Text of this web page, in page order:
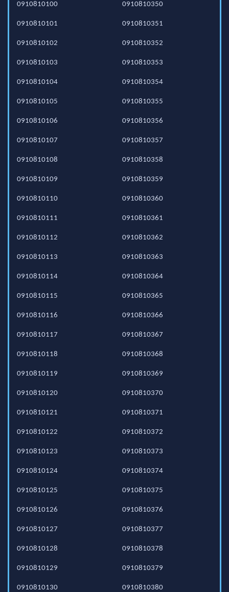
0910810100
0910810101
0910810102
0910810103
0910810104
0910810105
0910810106
0910810107
0910810108
0910810109
0910810110
0910810111
0910810112
0910810113
0910810114
0910810115
0910810116
0910810117
0910810118
0910810119
0910810120
0910810121
0910810122
0910810123
0910810124
0910810125
0910810126
0910810127
0910810128
0910810129
0910810130
0910810350
0910810351
0910810352
0910810353
0910810354
0910810355
0910810356
0910810357
0910810358
0910810359
0910810360
0910810361
0910810362
0910810363
0910810364
0910810365
0910810366
0910810367
0910810368
0910810369
0910810370
0910810371
0910810372
0910810373
0910810374
0910810375
0910810376
0910810377
0910810378
0910810379
0910810380